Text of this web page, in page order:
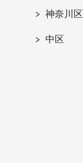
神奈川区
中区